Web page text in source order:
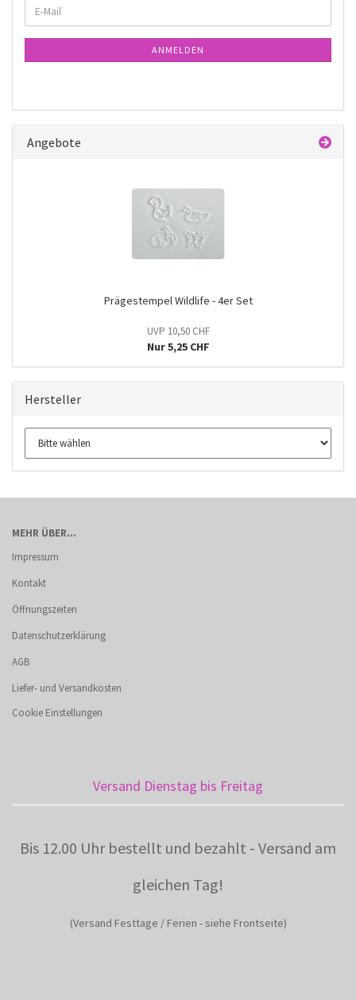
ZUR
NEWSLETTER-
E-
Mail
ANMELDEN
Angebote
Prägestempel Wildlife - 4er Set
UVP 10,50 CHF
Nur 5,25 CHF
Hersteller
MEHR ÜBER...
Impressum
Kontakt
Öffnungszeiten
Datenschutzerklärung
AGB
Liefer- und Versandkosten
Cookie Einstellungen
Versand Dienstag bis Freitag
Bis 12.00 Uhr bestellt und bezahlt - Versand am
gleichen Tag!
(Versand Festtage / Ferien - siehe Frontseite)